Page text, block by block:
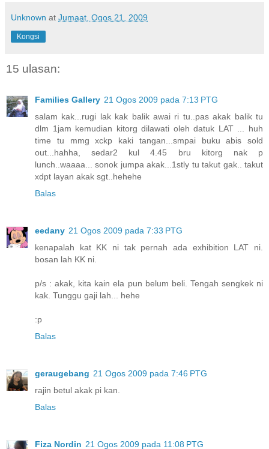
Unknown at Jumaat, Ogos 21, 2009
Kongsi
15 ulasan:
Families Gallery 21 Ogos 2009 pada 7:13 PTG
salam kak...rugi lak kak balik awai ri tu..pas akak balik tu
dlm 1jam kemudian kitorg dilawati oleh datuk LAT ... huh
time tu mmg xckp kaki tangan...smpai buku abis sold
out...hahha, sedar2 kul 4.45 bru kitorg nak p
lunch..waaaa... sonok jumpa akak...1stly tu takut gak.. takut
xdpt layan akak sgt..hehehe
Balas
eedany 21 Ogos 2009 pada 7:33 PTG
kenapalah kat KK ni tak pernah ada exhibition LAT ni.
bosan lah KK ni.
p/s : akak, kita kain ela pun belum beli. Tengah sengkek ni
kak. Tunggu gaji lah... hehe
:p
Balas
geraugebang 21 Ogos 2009 pada 7:46 PTG
rajin betul akak pi kan.
Balas
Fiza Nordin 21 Ogos 2009 pada 11:08 PTG